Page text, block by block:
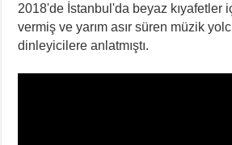
2018'de İstanbul'da beyaz kıyafetler
vermiş ve yarım asır süren müzik
dinleyicilere anlatmıştı.